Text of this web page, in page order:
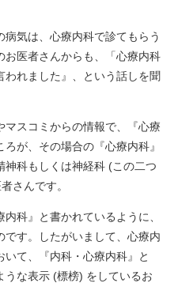
気は、心療内科で診てもらう
医者さんからも、「心療内科
れました』、という話しを聞
スコミからの情報で、『心療
が、その場合の『心療内科』
科もしくは神経科 (この二つ
さんです。
科』と書かれているように、
です。したがいまして、心療内
て、『内科・心療内科』と
うな表示 (標榜) をしているお